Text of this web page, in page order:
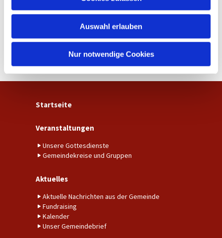
Auswahl erlauben
Nur notwendige Cookies
Startseite
Veranstaltungen
Unsere Gottesdienste
Gemeindekreise und Gruppen
Aktuelles
Aktuelle Nachrichten aus der Gemeinde
Fundraising
Kalender
Unser Gemeindebrief